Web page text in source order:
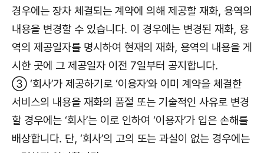
경우에는 장차 체결되는 계약에 의해 제공할 재화, 용역의
내용을 변경할 수 있습니다. 이 경우에는 변경된 재화, 용
역의 제공일자를 명시하여 현재의 재화, 용역의 내용을 게
시한 곳에 그 제공일자 이전 7일부터 공지합니다.
③ ‘회사’가 제공하기로 ‘이용자’와 이미 계약을 체결한
서비스의 내용을 재화의 품절 또는 기술적인 사유로 변경
할 경우에는 ‘회사’는 이로 인하여 ‘이용자’가 입은 손해를
배상합니다. 단, ‘회사’의 고의 또는 과실이 없는 경우에는